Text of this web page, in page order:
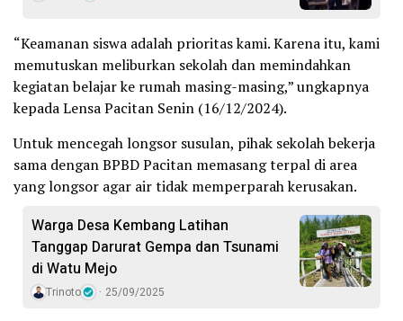
“Keamanan siswa adalah prioritas kami. Karena itu, kami
memutuskan meliburkan sekolah dan memindahkan
kegiatan belajar ke rumah masing-masing,” ungkapnya
kepada Lensa Pacitan Senin (16/12/2024).
Untuk mencegah longsor susulan, pihak sekolah bekerja
sama dengan BPBD Pacitan memasang terpal di area
yang longsor agar air tidak memperparah kerusakan.
Warga Desa Kembang Latihan
Tanggap Darurat Gempa dan Tsunami
di Watu Mejo
Trinoto 25/09/2025